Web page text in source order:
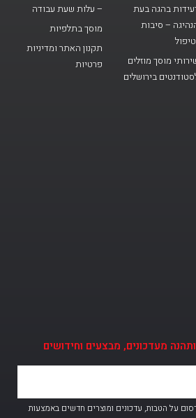
בהגה בעת
– סיבות
מוסך מוזלים
בירושלים
– עלות שעת עבודה
מוסך בתלפיות
תקנון האתר ומדיניות
פרטיות
מעדכונים, מבצעים וחידושים
על הטבות, עדכונים ומוצרים חדשים באמצעות